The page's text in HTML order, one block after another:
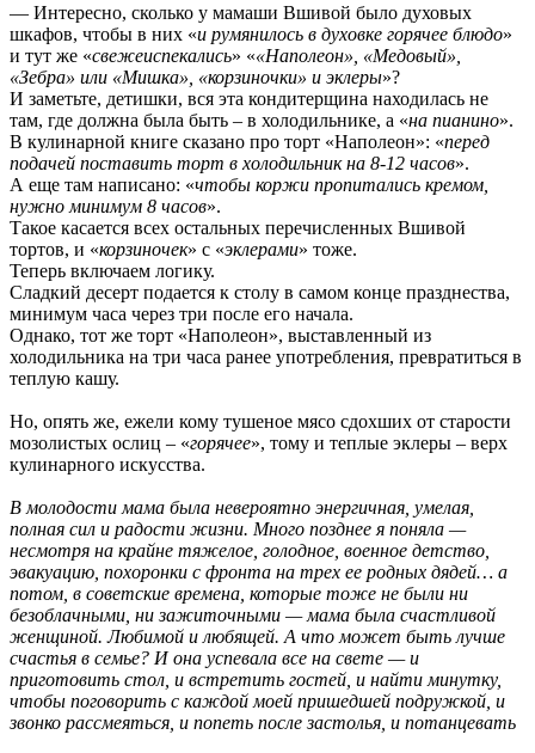
— Интересно, сколько у мамаши Вшивой было духовых
шкафов, чтобы в них «и румянилось в духовке горячее блюдо»
и тут же «свежеиспекались» ««Наполеон», «Медовый»,
«Зебра» или «Мишка», «корзиночки» и эклеры»?
И заметьте, детишки, вся эта кондитерщина находилась не
там, где должна была быть – в холодильнике, а «на пианино».
В кулинарной книге сказано про торт «Наполеон»: «перед
подачей поставить торт в холодильник на 8-12 часов».
А еще там написано: «чтобы коржи пропитались кремом,
нужно минимум 8 часов».
Такое касается всех остальных перечисленных Вшивой
тортов, и «корзиночек» с «эклерами» тоже.
Теперь включаем логику.
Сладкий десерт подается к столу в самом конце празднества,
минимум часа через три после его начала.
Однако, тот же торт «Наполеон», выставленный из
холодильника на три часа ранее употребления, превратиться в
теплую кашу.
Но, опять же, ежели кому тушеное мясо сдохших от старости
мозолистых ослиц – «горячее», тому и теплые эклеры – верх
кулинарного искусства.
В молодости мама была невероятно энергичная, умелая,
полная сил и радости жизни. Много позднее я поняла —
несмотря на крайне тяжелое, голодное, военное детство,
эвакуацию, похоронки с фронта на трех ее родных дядей… а
потом, в советские времена, которые тоже не были ни
безоблачными, ни зажиточными — мама была счастливой
женщиной. Любимой и любящей. А что может быть лучше
счастья в семье? И она успевала все на свете — и
приготовить стол, и встретить гостей, и найти минутку,
чтобы поговорить с каждой моей пришедшей подружкой, и
звонко рассмеяться, и попеть после застолья, и потанцевать